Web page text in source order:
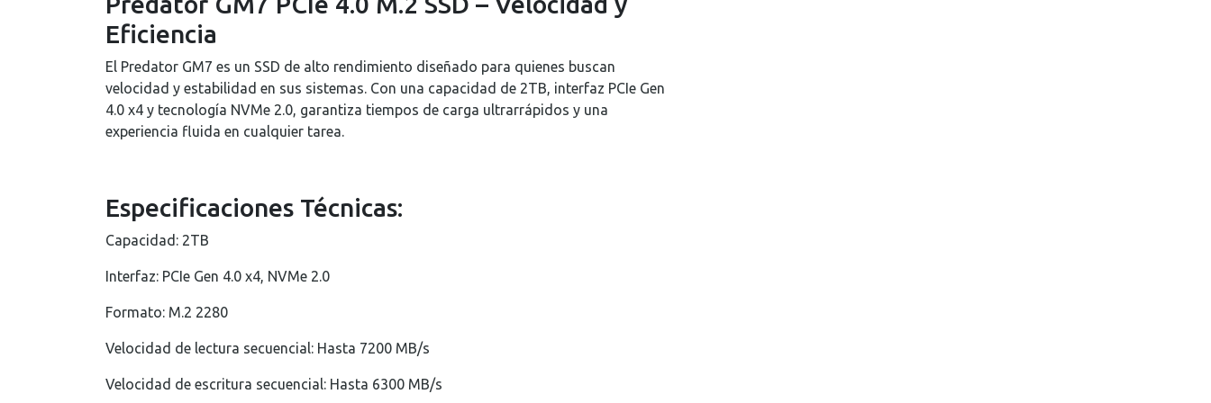
Eficiencia
El Predator GM7 es un SSD de alto rendimiento diseñado para quienes buscan
velocidad y estabilidad en sus sistemas. Con una capacidad de 2TB, interfaz PCIe Gen
4.0 x4 y tecnología NVMe 2.0, garantiza tiempos de carga ultrarrápidos y una
experiencia fluida en cualquier tarea.
Especificaciones Técnicas:
Capacidad: 2TB
Interfaz: PCIe Gen 4.0 x4, NVMe 2.0
Formato: M.2 2280
Velocidad de lectura secuencial: Hasta 7200 MB/s
Velocidad de escritura secuencial: Hasta 6300 MB/s